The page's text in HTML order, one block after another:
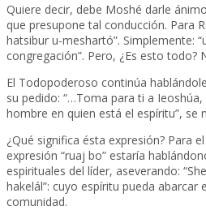
Quiere decir, debe Moshé darle
que presupone tal conducción. Para
hatsibur u-meshartó”. Simplemente:
congregación”. Pero, ¿Es esto todo?
El Todopoderoso continúa
su pedido: “…Toma para ti a Ieoshúa,
hombre en quien está el espíritu”, se
¿Qué significa ésta expresión? Para
expresión “ruaj bo” estaría
espirituales del líder, aseverando:
hakelál”: cuyo espíritu pueda abarcar
comunidad.